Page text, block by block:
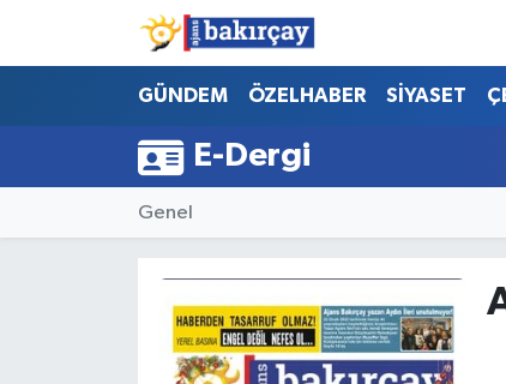
GÜNDEM ÖZELHABER SİYASET
E-Dergi
Genel
İzmir Nöbetçi Eczaneler
İzmir Hava Durumu
İzmir Namaz Vakitleri
İzmir Trafik Yoğunluk Haritası
Süper Lig Puan Durumu ve Fikstür